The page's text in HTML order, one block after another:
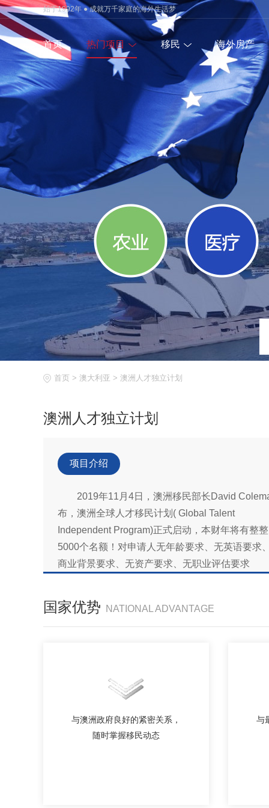
始于1992年 ● 成就万千家庭的海外生活梦
首页 热门项目 移民 海外房产
首页 > 澳大利亚 > 澳洲人才独立计划
澳洲人才独立计划
项目介绍
2019年11月4日，澳洲移民部长David
布，澳洲全球人才移民计划( Global Talent
Independent Program)正式启动，本财年将有整整
5000个名额！对申请人无年龄要求、无英语要求
商业背景要求、无资产要求、无职业评估要求
国家优势 NATIONAL ADVANTAGE
与澳洲政府良好的紧密关系，
随时掌握移民动态
与